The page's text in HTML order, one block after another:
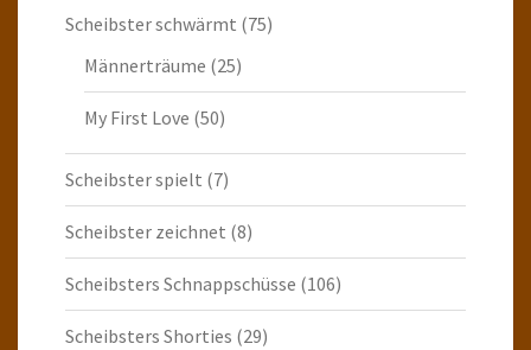
Scheibster schwärmt (75)
Männerträume (25)
My First Love (50)
Scheibster spielt (7)
Scheibster zeichnet (8)
Scheibsters Schnappschüsse (106)
Scheibsters Shorties (29)